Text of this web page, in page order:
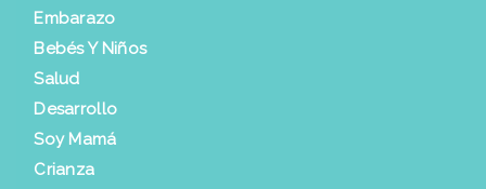
Embarazo
Bebés Y Niños
Salud
Desarrollo
Soy Mamá
Crianza